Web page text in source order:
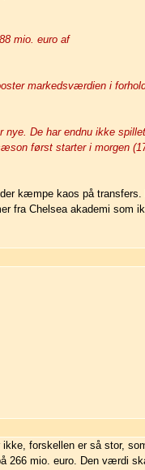
mio. euro af
markedsværdien i
nye. De har endnu ikke spillet
først starter i morgen
kæmpe kaos på
fra Chelsea akademi som
forskellen er så stor,
266 mio. euro. Den værdi